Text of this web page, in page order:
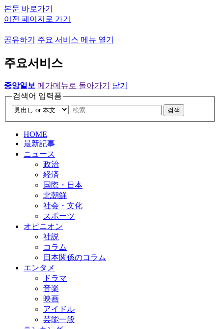
본문 바로가기
이전 페이지로 가기
공유하기 주요 서비스 메뉴 열기
주요서비스
중앙일보 메가메뉴로 돌아가기
닫기
검색어 입력폼
검색
HOME
最新記事
ニュース
政治
経済
国際・日本
北朝鮮
社会・文化
スポーツ
オピニオン
社説
コラム
日本関係のコラム
エンタメ
ドラマ
音楽
映画
アイドル
芸能一般